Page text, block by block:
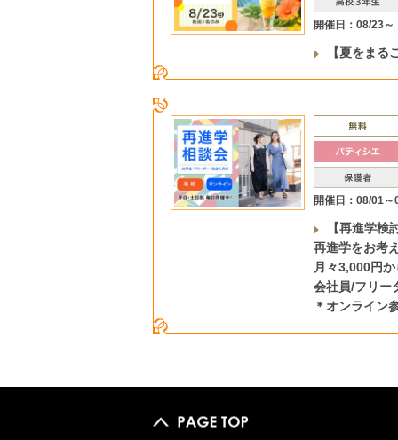
開催日：08/23～
【夏をま
開催日：08/01～
【再進学
再進学をお考
月々3,000円
会社員/フリー
＊オンライン